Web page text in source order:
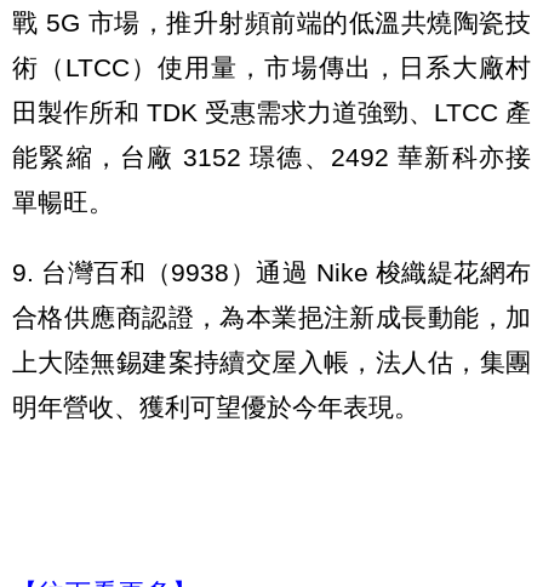
戰 5G 市場，推升射頻前端的低溫共燒陶瓷技
術（LTCC）使用量，市場傳出，日系大廠村
田製作所和 TDK 受惠需求力道強勁、LTCC 產
能緊縮，台廠 3152 璟德、2492 華新科亦接
單暢旺。
9. 台灣百和（9938）通過 Nike 梭織緹花網布
合格供應商認證，為本業挹注新成長動能，加
上大陸無錫建案持續交屋入帳，法人估，集團
明年營收、獲利可望優於今年表現。